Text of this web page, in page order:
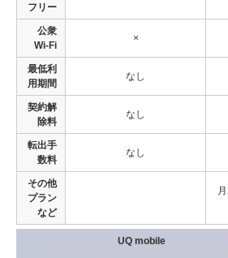
フリー
公衆
Wi-Fi
×
最低利
用期間
なし
契約解
除料
なし
転出手
数料
なし
その他
プラン
など
UQ mobile